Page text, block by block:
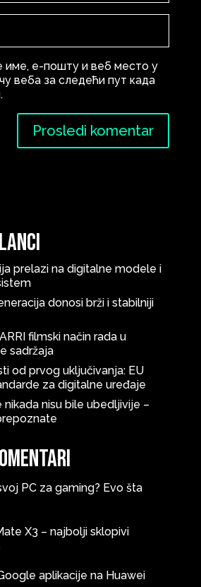
име, е-пошту и веб место у
веба за следећи пут када
prelazi na digitalne modele i
donosi brži i stabilniji
filmski način rada u
sadržaja
od prvog uključivanja: EU
za digitalne uređaje
nikada nisu bile ubedljivije –
PC za gaming? Evo šta
X3 – najbolji sklopivi
aplikacije na Huawei